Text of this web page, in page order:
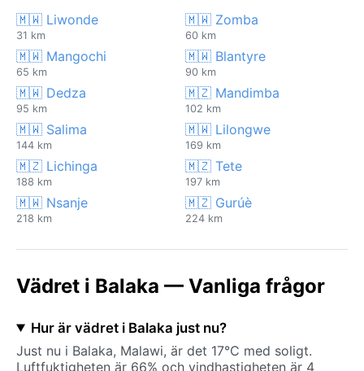
🇲🇼 Liwonde
31 km
🇲🇼 Zomba
60 km
🇲🇼 Mangochi
65 km
🇲🇼 Blantyre
90 km
🇲🇼 Dedza
95 km
🇲🇿 Mandimba
102 km
🇲🇼 Salima
144 km
🇲🇼 Lilongwe
169 km
🇲🇿 Lichinga
188 km
🇲🇿 Tete
197 km
🇲🇼 Nsanje
218 km
🇲🇿 Gurúè
224 km
Vädret i Balaka — Vanliga frågor
Hur är vädret i Balaka just nu?
Just nu i Balaka, Malawi, är det 17°C med soligt.
Luftfuktigheten är 66% och vindhastigheten är 4